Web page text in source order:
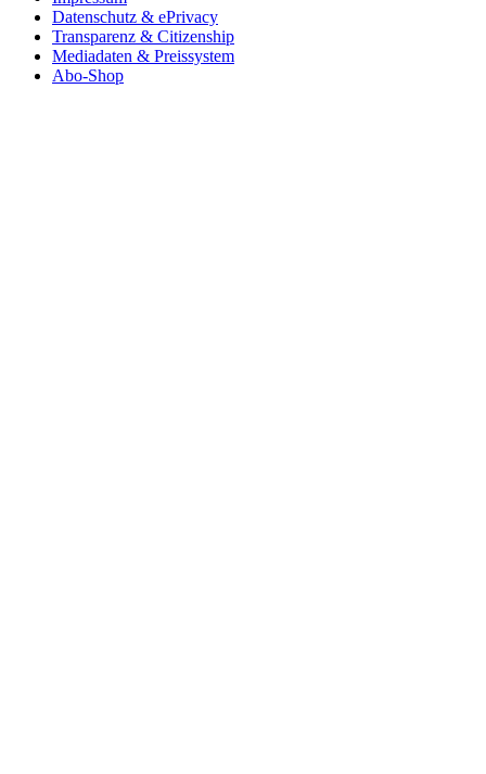
Datenschutz & ePrivacy
Transparenz & Citizenship
Mediadaten & Preissystem
Abo-Shop